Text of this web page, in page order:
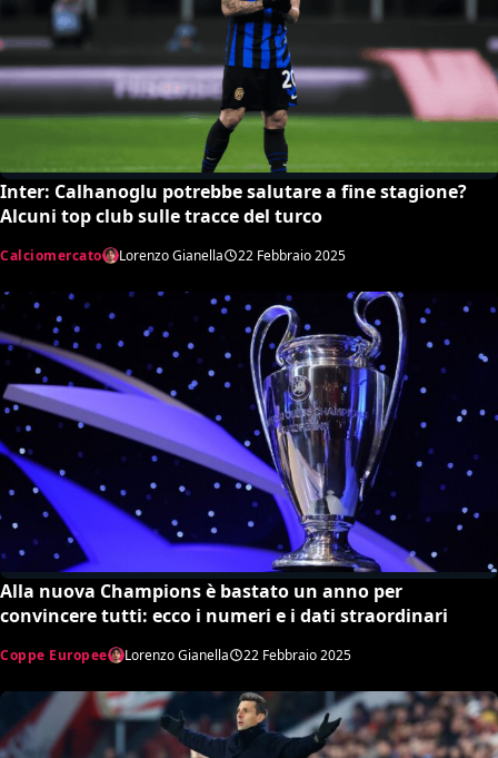
Inter: Calhanoglu potrebbe salutare a fine stagione?
Alcuni top club sulle tracce del turco
Calciomercato Lorenzo Gianella 22 Febbraio 2025
Alla nuova Champions è bastato un anno per
convincere tutti: ecco i numeri e i dati straordinari
Coppe Europee Lorenzo Gianella 22 Febbraio 2025